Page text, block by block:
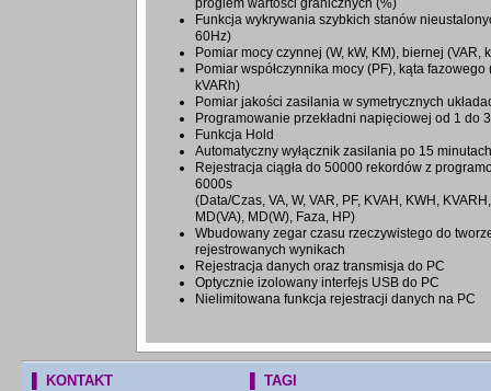
progiem wartości granicznych (%)
Funkcja wykrywania szybkich stanów
60Hz)
Pomiar mocy czynnej (W, kW, KM), biernej (VAR,
Pomiar współczynnika mocy (PF), kąta
kVARh)
Pomiar jakości zasilania w symetrycznych
Programowanie przekładni napięciowej od 1 do
Funkcja Hold
Automatyczny wyłącznik zasilania po 15
Rejestracja ciągła do 50000 rekordów z
6000s
(Data/Czas, VA, W, VAR, PF, KVAH, KWH,
MD(VA), MD(W), Faza, HP)
Wbudowany zegar czasu rzeczywistego do
rejestrowanych wynikach
Rejestracja danych oraz transmisja do PC
Optycznie izolowany interfejs USB do PC
Nielimitowana funkcja rejestracji danych na PC
▌ KONTAKT
▌ TAGI